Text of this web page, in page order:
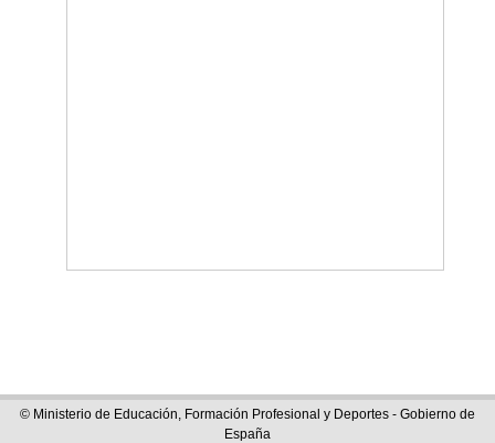
© Ministerio de Educación, Formación Profesional y Deportes - Gobierno de
España